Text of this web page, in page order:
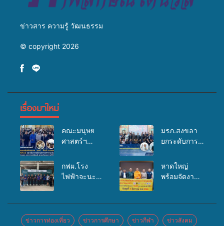
ข่าวสาร ความรู้ วัฒนธรรม
© copyright 2026
เรื่องมาใหม่
คณะมนุษย
ศาสตร์ฯ
จัดอบรมเสริม
ศักยภาพ
กองทุน
สุขภาพตำบล
มรภ.สงขลา
ยกระดับการ
ในยุคดิจิทัล
เปิดเวทีเสริม
สื่อสารองค์กร
ระดมสมอง
กฟผ.โรง
ไฟฟ้าจะนะ
พยาบาลศิคริ
หาดใหญ่
พร้อมจัดงาน
นานาชาติ
ข่าวการท่องเที่ยว ข่าวการศึกษา ข่าวกีฬา ข่าวสังคม